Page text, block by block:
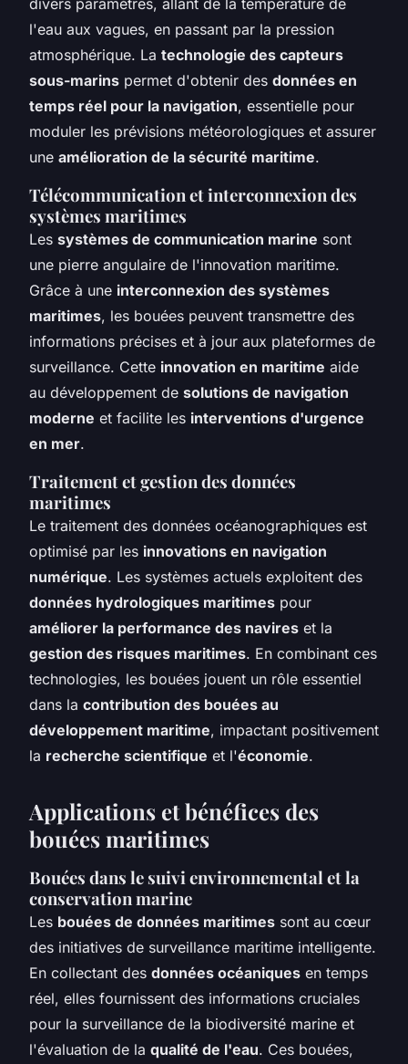
l'eau aux vagues, en passant par la pression
atmosphérique. La technologie des capteurs
sous-marins permet d'obtenir des données en
temps réel pour la navigation, essentielle pour
moduler les prévisions météorologiques et assurer
une amélioration de la sécurité maritime.
Télécommunication et interconnexion des
systèmes maritimes
Les systèmes de communication marine sont
une pierre angulaire de l'innovation maritime.
Grâce à une interconnexion des systèmes
maritimes, les bouées peuvent transmettre des
informations précises et à jour aux plateformes de
surveillance. Cette innovation en maritime aide
au développement de solutions de navigation
moderne et facilite les interventions d'urgence
en mer.
Traitement et gestion des données
maritimes
Le traitement des données océanographiques est
optimisé par les innovations en navigation
numérique. Les systèmes actuels exploitent des
données hydrologiques maritimes pour
améliorer la performance des navires et la
gestion des risques maritimes. En combinant ces
technologies, les bouées jouent un rôle essentiel
dans la contribution des bouées au
développement maritime, impactant positivement
la recherche scientifique et l'économie.
Applications et bénéfices des
bouées maritimes
Bouées dans le suivi environnemental et la
conservation marine
Les bouées de données maritimes sont au cœur
des initiatives de surveillance maritime intelligente.
En collectant des données océaniques en temps
réel, elles fournissent des informations cruciales
pour la surveillance de la biodiversité marine et
l'évaluation de la qualité de l'eau. Ces bouées,